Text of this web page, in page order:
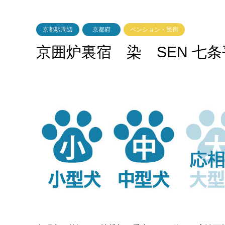
京都駅周辺 京都府 ペンション・民宿
京囲炉裏宿 染 SEN 七条